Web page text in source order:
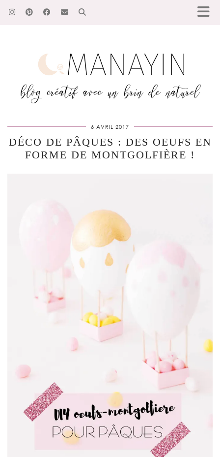
6 AVRIL 2017
DÉCO DE PÂQUES : DES OEUFS EN
FORME DE MONTGOLFIÈRE !